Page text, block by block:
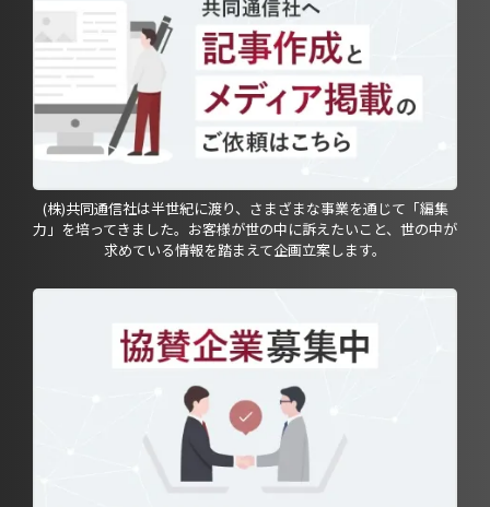
(株)共同通信社は半世紀に渡り、さまざまな事業を通じて「編集
力」を培ってきました。お客様が世の中に訴えたいこと、世の中が
求めている情報を踏まえて企画立案します。